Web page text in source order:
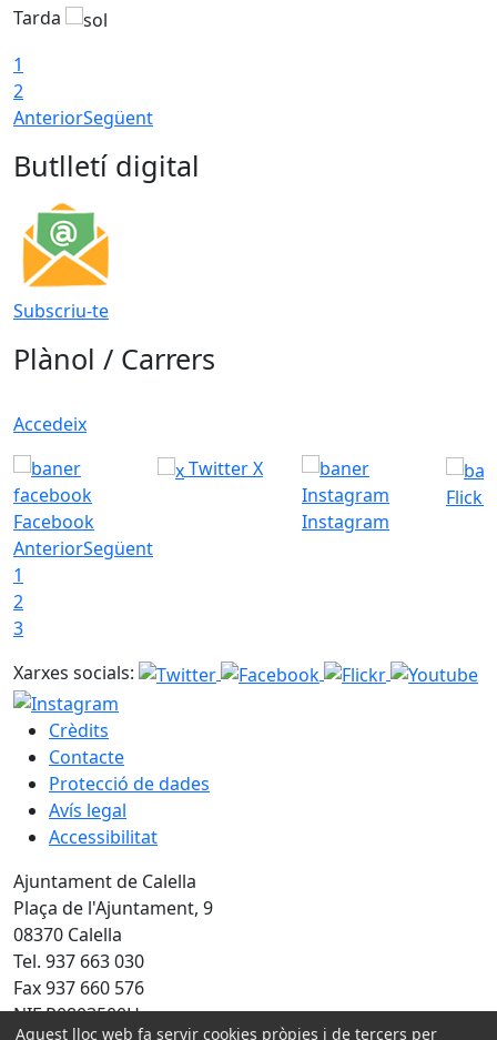
Tarda
1
2
AnteriorSegüent
Butlletí digital
Subscriu-te
Plànol / Carrers
Accedeix
Facebook
Twitter X
Instagram
Flickr
AnteriorSegüent
1
2
3
Xarxes socials:
Crèdits
Contacte
Protecció de dades
Avís legal
Accessibilitat
Ajuntament de Calella
Plaça de l'Ajuntament, 9
08370 Calella
Tel. 937 663 030
Fax 937 660 576
NIF P0803500H
Aquest lloc web fa servir cookies pròpies i de tercers per